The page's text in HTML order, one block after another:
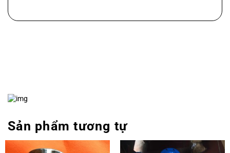
Sản phẩm tương tự